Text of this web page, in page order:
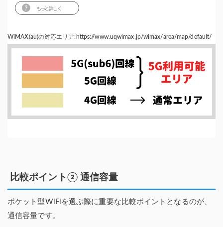
WiMAX(au)の対応エリア:https://www.uqwimax.jp/wimax/area/map/default/
比較ポイント② 通信容量
ポケット型WiFiを選ぶ際に重要な比較ポイントとなるのが、
通信容量です。